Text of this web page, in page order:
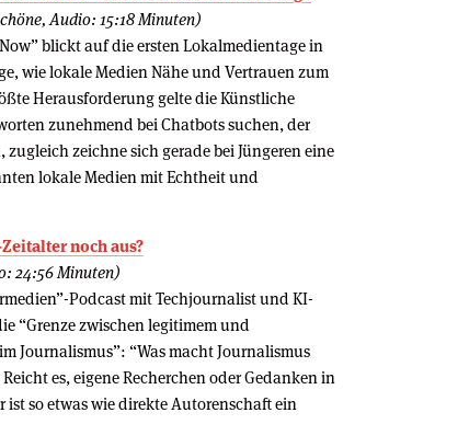
Audio: 15:18 Minuten)
blickt auf die ersten Lokalmedientage in
wie lokale Medien Nähe und Vertrauen zum
Herausforderung gelte die Künstliche
zunehmend bei Chatbots suchen, der
zeichne sich gerade bei Jüngeren eine
lokale Medien mit Echtheit und
noch aus?
24:56 Minuten)
Podcast mit Techjournalist und KI-
“Grenze zwischen legitimem und
Journalismus”: “Was macht Journalismus
es, eigene Recherchen oder Gedanken in
so etwas wie direkte Autorenschaft ein